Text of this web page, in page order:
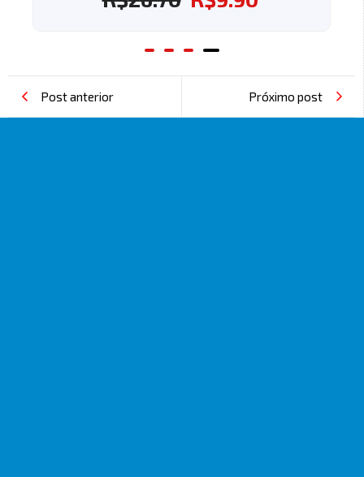
Post anterior Próximo post